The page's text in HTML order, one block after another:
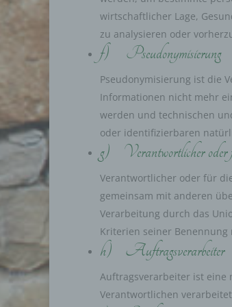
wirtschaftlicher Lage,
zu analysieren oder
f) Pseudonymisierung
Pseudonymisierung ist die
Informationen nicht mehr
werden und technischen
oder identifizierbaren
g) Verantwortlicher oder
Verantwortlicher oder für
gemeinsam mit anderen
Verarbeitung durch das
Kriterien seiner Benennung
h) Auftragsverarbeiter
Auftragsverarbeiter ist eine
Verantwortlichen